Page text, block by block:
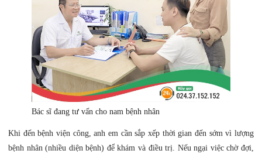
Bác sĩ đang tư vấn cho nam bệnh nhân
Khi đến bệnh viện công, anh em cần sắp xếp thời gian đến sớm vì lượng
bệnh nhân (nhiều diện bệnh) để khám và điều trị. Nếu ngại việc chờ đợi,